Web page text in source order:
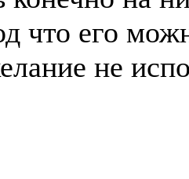
что его
не